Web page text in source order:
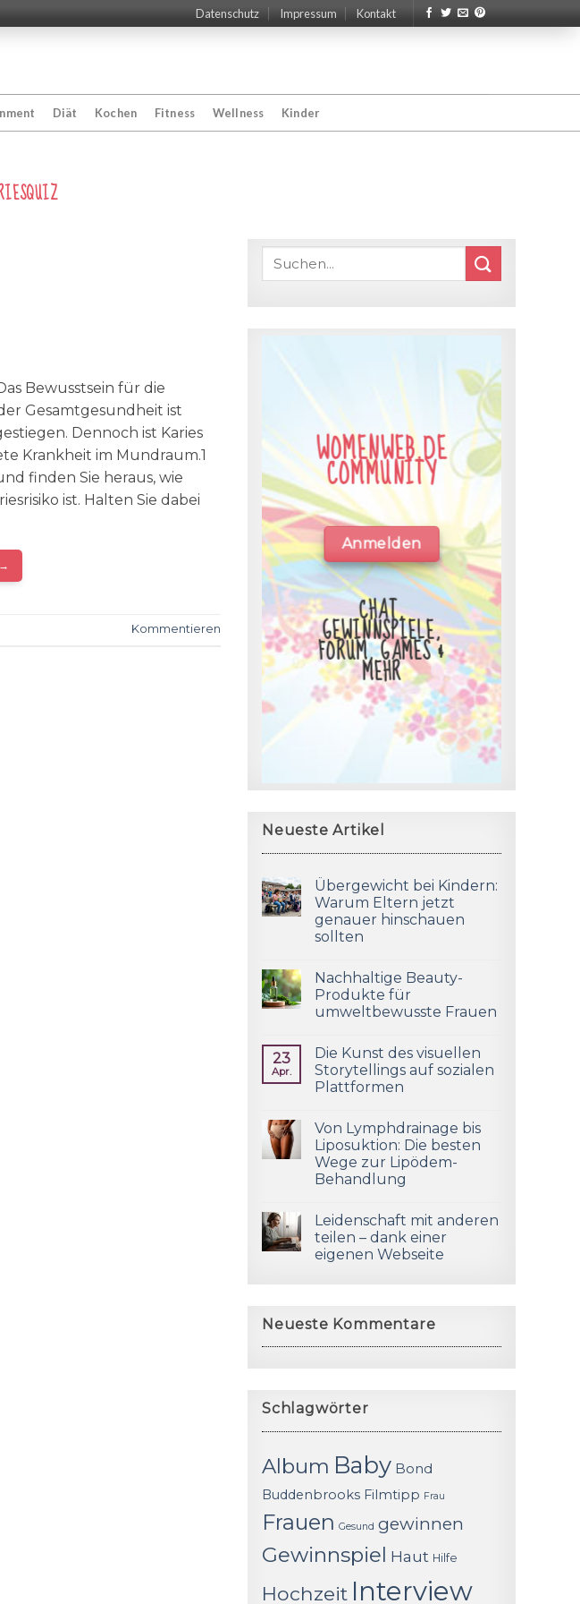
Datenschutz Impressum Kontakt
Diät Kochen Fitness Wellness Kinder
Bewusstsein für die
Gesamtgesundheit ist
Dennoch ist Karies
Krankheit im Mundraum.1
finden Sie heraus, wie
ist. Halten Sie dabei
→
Kommentieren
WOMENWEB.DE
COMMUNITY
Anmelden
CHAT,
GEWINNSPIELE,
FORUM, GAMES &
MEHR
Neueste Artikel
Übergewicht bei Kindern:
Warum Eltern jetzt
genauer hinschauen
sollten
Nachhaltige Beauty-
Produkte für
umweltbewusste Frauen
23
Apr.
Die Kunst des visuellen
Storytellings auf sozialen
Plattformen
Von Lymphdrainage bis
Liposuktion: Die besten
Wege zur Lipödem-
Behandlung
Leidenschaft mit anderen
teilen – dank einer
eigenen Webseite
Neueste Kommentare
Schlagwörter
Album Baby Bond
Buddenbrooks Filmtipp Frau
Frauen Gesund gewinnen
Gewinnspiel Haut Hilfe
Hochzeit Interview